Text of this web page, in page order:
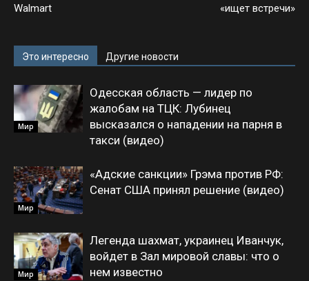
Walmart «ищет встречи»
Это интересно Другие новости
Мир
Одесская область — лидер по
жалобам на ТЦК: Лубинец
высказался о нападении на парня в
такси (видео)
Мир
«Адские санкции» Грэма против РФ:
Сенат США принял решение (видео)
Мир
Легенда шахмат, украинец Иванчук,
войдет в Зал мировой славы: что о
нем известно